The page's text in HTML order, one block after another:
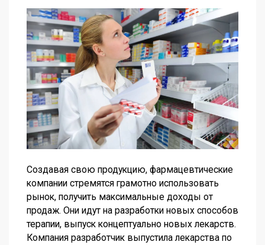
Создавая свою продукцию, фармацевтические
компании стремятся грамотно использовать
рынок, получить максимальные доходы от
продаж. Они идут на разработки новых способов
терапии, выпуск концептуально новых лекарств.
Компания разработчик выпустила лекарства по